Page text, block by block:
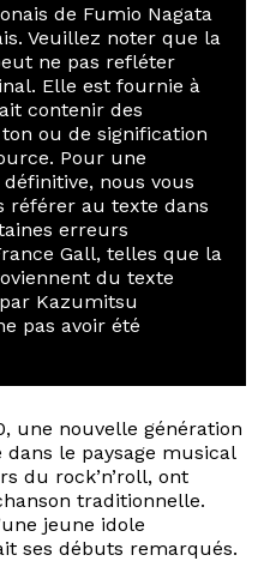
de Fumio Nagata
Veuillez noter que la
ne pas refléter
Elle est fournie à
contenir des
ou de signification
Pour une
nous vous
référer au texte dans
erreurs
Gall, telles que la
du texte
Kazumitsu
pas avoir été
une nouvelle génération
dans le paysage musical
du rock’n’roll, ont
traditionnelle.
jeune idole
ses débuts remarqués.